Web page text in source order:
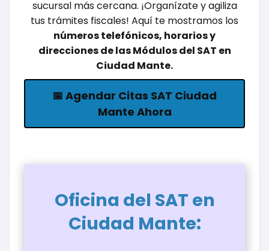
sucursal más cercana. ¡Organízate y agiliza
tus trámites fiscales! Aquí te mostramos los
números telefónicos, horarios y
direcciones de las Módulos del SAT en
Ciudad Mante.
📅 Agendar Citas SAT Ciudad
Mante Ahora
Oficina del SAT en
Ciudad Mante: